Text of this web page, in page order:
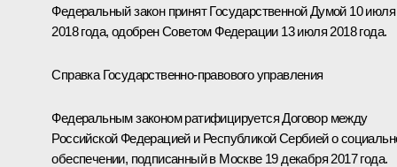
Федеральный закон принят Государственной Думой 10 июля
2018 года, одобрен Советом Федерации 13 июля 2018 года.
Справка Государственно-правового управления
Федеральным законом ратифицируется Договор между
Российской Федерацией и Республикой Сербией о
обеспечении, подписанный в Москве 19 декабря 2017 года.